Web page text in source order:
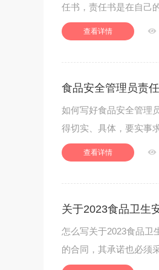
任书，责任书是在自己
查看详情 
食品安全管理员责
如何写好食品安全管理
得切实、具体，要实事
查看详情 
关于2023食品卫生
怎么写关于2023食品卫
的合同，其承诺也必须